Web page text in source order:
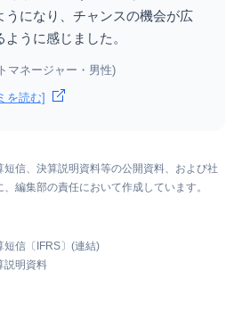
うになり、チャンスの機会が広
うに感じました。
マネージャー・男性)
を読む]
信、決算説明資料等の公開資料、および社
編集部の責任において作成しています。
信〔IFRS〕(連結)
説明資料